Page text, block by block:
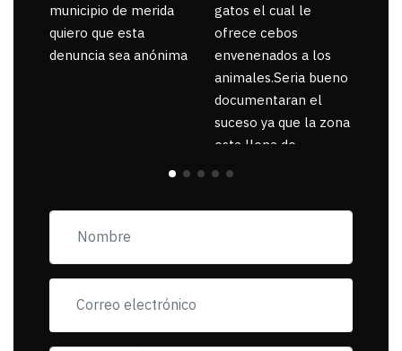
municipio de merida
quiero que esta
denuncia sea anónima
gatos el cual le
ofrece cebos
envenenados a los
animales.Seria bueno
documentaran el
suceso ya que la zona
esta llena de
pancartas de
exigiendo al asesino
muerta.